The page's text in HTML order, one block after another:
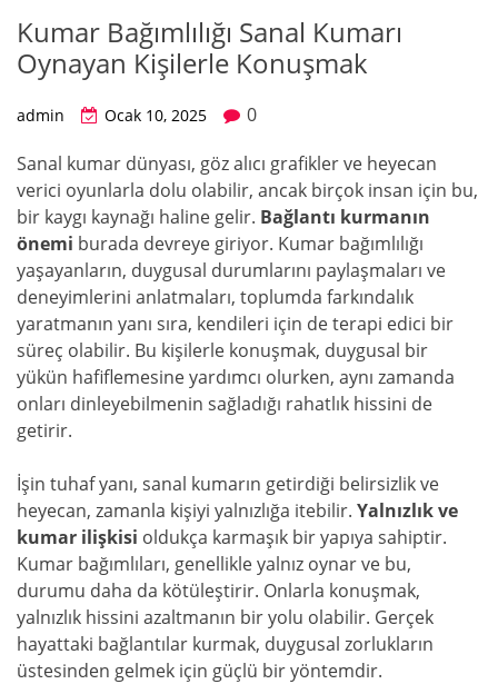
Kumar Bağımlılığı Sanal Kumarı
Oynayan Kişilerle Konuşmak
admin Ocak 10, 2025
0
Sanal kumar dünyası, göz alıcı grafikler ve heyecan
verici oyunlarla dolu olabilir, ancak birçok insan için bu,
bir kaygı kaynağı haline gelir. Bağlantı kurmanın
önemi burada devreye giriyor. Kumar bağımlılığı
yaşayanların, duygusal durumlarını paylaşmaları ve
deneyimlerini anlatmaları, toplumda farkındalık
yaratmanın yanı sıra, kendileri için de terapi edici bir
süreç olabilir. Bu kişilerle konuşmak, duygusal bir
yükün hafiflemesine yardımcı olurken, aynı zamanda
onları dinleyebilmenin sağladığı rahatlık hissini de
getirir.
İşin tuhaf yanı, sanal kumarın getirdiği belirsizlik ve
heyecan, zamanla kişiyi yalnızlığa itebilir. Yalnızlık ve
kumar ilişkisi oldukça karmaşık bir yapıya sahiptir.
Kumar bağımlıları, genellikle yalnız oynar ve bu,
durumu daha da kötüleştirir. Onlarla konuşmak,
yalnızlık hissini azaltmanın bir yolu olabilir. Gerçek
hayattaki bağlantılar kurmak, duygusal zorlukların
üstesinden gelmek için güçlü bir yöntemdir.